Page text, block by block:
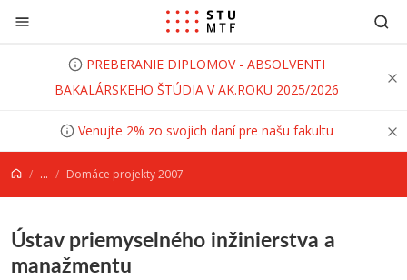
Prejsť na obsah
PREBERANIE DIPLOMOV - ABSOLVENTI
BAKALÁRSKEHO ŠTÚDIA V AK.ROKU 2025/2026
Venujte 2% zo svojich daní pre našu fakultu
... Domáce projekty 2007
Ústav priemyselného inžinierstva a
manažmentu